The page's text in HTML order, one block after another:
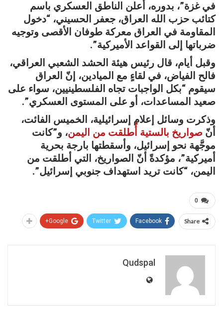
في غزة”، بدوره، أعلن الناطق العسكري باسم
كتائب حزب الله العراق، جعفر الحسيني، “دخول
المقاومة في العراق معركة طوفان الأقصى وتوجيه
ضرباتها إلى القواعد الأميركية”.
وقبل أيام، قال رئيس هيئة الحشد الشعبي العراقي،
فالح الفياض، في لقاءٍ مع الميادين، إنّ العراق
سيقوم “بكل الواجبات تجاه الفلسطينيين، سواء على
صعيد المساعدات، أو على المستوى العسكري”.
وذكرت وسائل إعلام إسرائيلية، الخميس الفائت،
أنّ صواريخ بالستية أُطلقت من اليمن، و”كانت
موجَّهة نحو إسرائيل، وأسقطتها بارجة بحرية
أميركية”، مؤكدةً أنّ الصواريخ، التي أطلقت من
اليمن، “كانت تريد استهداف جنوبي إسرائيل”.
0
Share
Facebook
Twitter
Google+
Qudspal